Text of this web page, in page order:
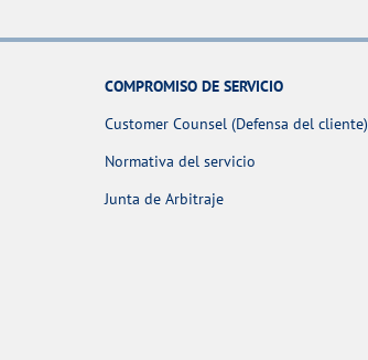
COMPROMISO DE SERVICIO
Customer Counsel (Defensa del cliente)
Normativa del servicio
Junta de Arbitraje